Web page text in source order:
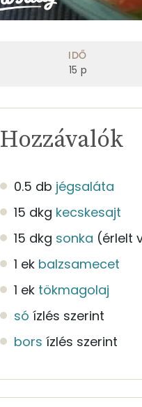
IDŐ
15 p
Hozzávalók
0.5 db jégsaláta
15 dkg kecskesajt
15 dkg sonka (érlelt
1 ek balzsamecet
1 ek tökmagolaj
só ízlés szerint
bors ízlés szerint